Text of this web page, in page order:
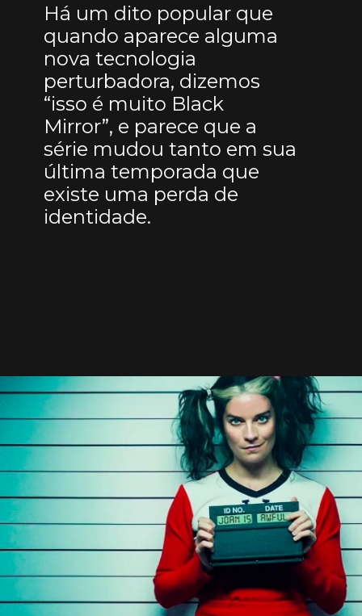
Há um dito popular que
quando aparece alguma
nova tecnologia
perturbadora, dizemos
“isso é muito Black
Mirror”, e parece que a
série mudou tanto em sua
última temporada que
existe uma perda de
identidade.